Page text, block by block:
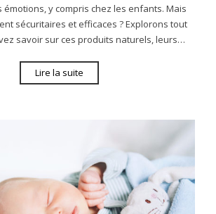
émotions, y compris chez les enfants. Mais
sécuritaires et efficaces ? Explorons tout
savoir sur ces produits naturels, leurs…
Lire la suite